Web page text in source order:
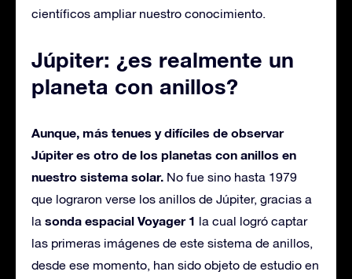
científicos ampliar nuestro conocimiento.
Júpiter: ¿es realmente un
planeta con anillos?
Aunque, más tenues y difíciles de observar
Júpiter es otro de los planetas con anillos en
nuestro sistema solar. No fue sino hasta 1979
que lograron verse los anillos de Júpiter, gracias a
la sonda espacial Voyager 1 la cual logró captar
las primeras imágenes de este sistema de anillos,
desde ese momento, han sido objeto de estudio en